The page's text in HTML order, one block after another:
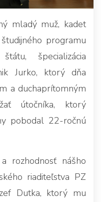
mladý muž, kadet
programu
špecializácia
Jurko, ktorý dňa
a duchaprítomným
útočníka, ktorý
pobodal 22-ročnú
rozhodnosť nášho
riaditeľstva PZ
Dutka, ktorý mu